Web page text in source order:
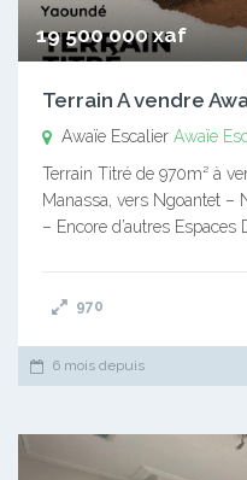
19 500 000 xaf
Terrain A vendre
Awaïe Escalier Awaïe
Terrain Titré de 970m² à
Manassa, vers Ngoantet –
– Encore d’autres Espaces
970
6 mois depuis